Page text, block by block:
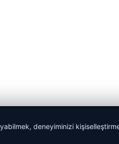
deneyiminizi